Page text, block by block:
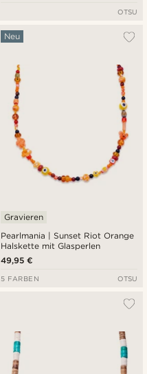
OTSU
Pearlmania | Sunset Riot Orange
Halskette mit Glasperlen
Neu
Gravieren
49,95 €
5 FARBEN OTSU